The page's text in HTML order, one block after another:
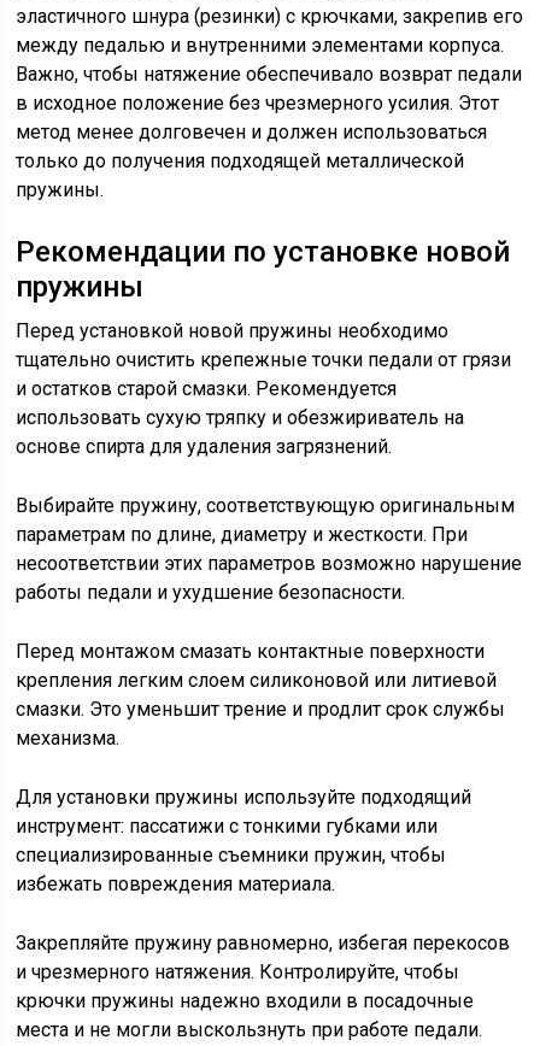
эластичного шнура (резинки) с крючками, закрепив его
между педалью и внутренними элементами корпуса.
Важно, чтобы натяжение обеспечивало возврат педали
в исходное положение без чрезмерного усилия. Этот
метод менее долговечен и должен использоваться
только до получения подходящей металлической
пружины.
Рекомендации по установке новой
пружины
Перед установкой новой пружины необходимо
тщательно очистить крепежные точки педали от грязи
и остатков старой смазки. Рекомендуется
использовать сухую тряпку и обезжириватель на
основе спирта для удаления загрязнений.
Выбирайте пружину, соответствующую оригинальным
параметрам по длине, диаметру и жесткости. При
несоответствии этих параметров возможно нарушение
работы педали и ухудшение безопасности.
Перед монтажом смазать контактные поверхности
крепления легким слоем силиконовой или литиевой
смазки. Это уменьшит трение и продлит срок службы
механизма.
Для установки пружины используйте подходящий
инструмент: пассатижи с тонкими губками или
специализированные съемники пружин, чтобы
избежать повреждения материала.
Закрепляйте пружину равномерно, избегая перекосов
и чрезмерного натяжения. Контролируйте, чтобы
крючки пружины надежно входили в посадочные
места и не могли выскользнуть при работе педали.